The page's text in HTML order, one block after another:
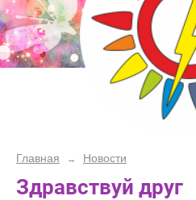
Главная → Новости
Здравствуй друг